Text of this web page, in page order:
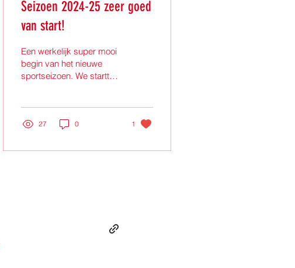
Seizoen 2024-25 zeer goed
van start!
Een werkelijk super mooi
begin van het nieuwe
sportseizoen. We startte
27 0 1